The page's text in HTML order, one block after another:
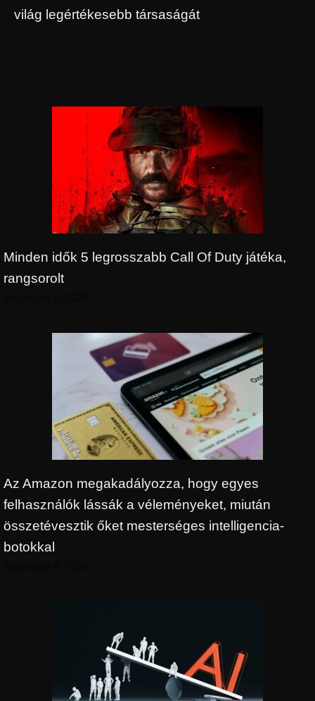
világ legértékesebb társaságát
Minden idők 5 legrosszabb Call Of Duty játéka,
rangsorolt
Az Amazon megakadályozza, hogy egyes
felhasználók lássák a véleményeket, miután
összetévesztik őket mesterséges intelligencia-
botokkal